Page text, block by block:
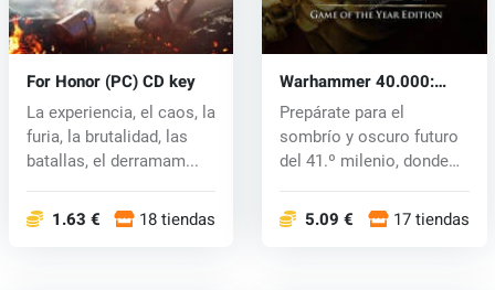
For Honor (PC) CD key
La experiencia, el caos, la
furia, la brutalidad, las
batallas, el derramam...
1.63 € 18 tiendas
Warhammer 40.000:
Dawn of War (PC) CD key
Prepárate para el
sombrío y oscuro futuro
del 41.º milenio, donde
5.09 € 17 tiendas